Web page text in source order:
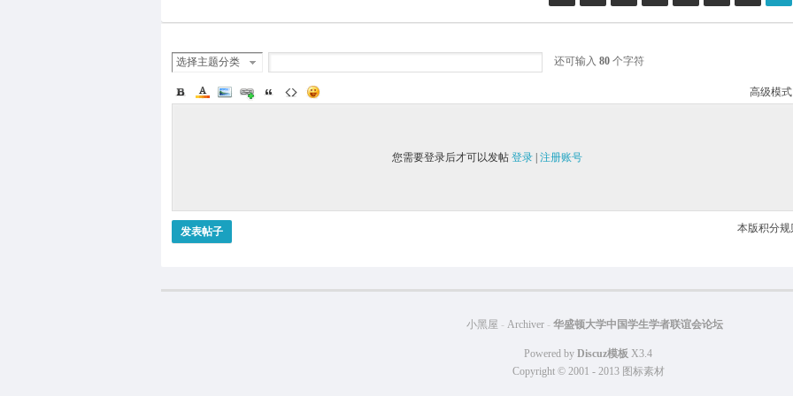
选择主题分类 还可输入 80 个字符
高级模式
您需要登录后才可以发帖 登录| 注册账号
本版积分规
发表帖子
小黑屋 - Archiver - 华盛顿大学中国学生学者联谊会论坛
Powered by Discuz模板 X3.4
Copyright © 2001 - 2013 图标素材